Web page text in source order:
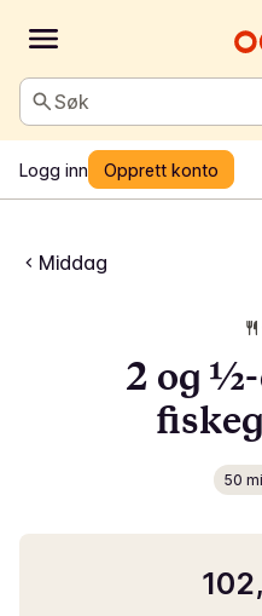
Søk
Logg inn Opprett konto
Middag
2 og
50